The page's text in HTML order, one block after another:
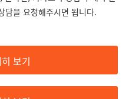
담을 요청해주시면 됩니다.
보기